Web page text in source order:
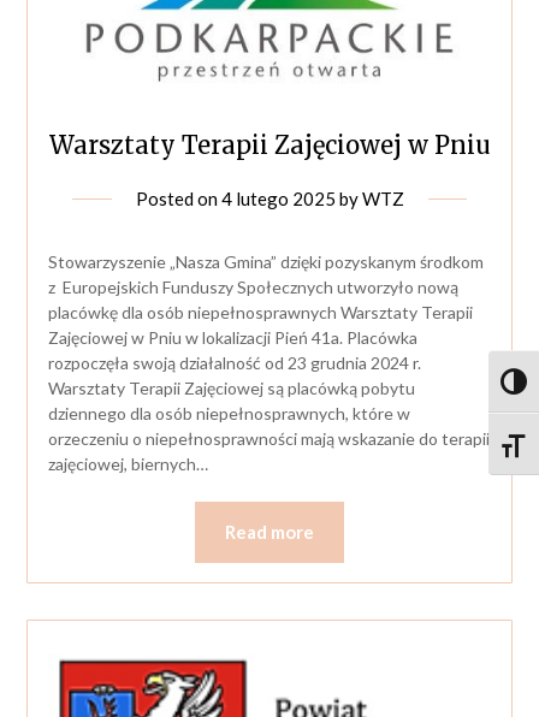
Warsztaty Terapii Zajęciowej w Pniu
Posted on4 lutego 2025 byWTZ
Stowarzyszenie „Nasza Gmina” dzięki pozyskanym środkom
z Europejskich Funduszy Społecznych utworzyło nową
placówkę dla osób niepełnosprawnych Warsztaty Terapii
Zajęciowej w Pniu w lokalizacji Pień 41a. Placówka
rozpoczęła swoją działalność od 23 grudnia 2024 r.
Warsztaty Terapii Zajęciowej są placówką pobytu
dziennego dla osób niepełnosprawnych, które w
orzeczeniu o niepełnosprawności mają wskazanie do terapii
zajęciowej, biernych…
Read more